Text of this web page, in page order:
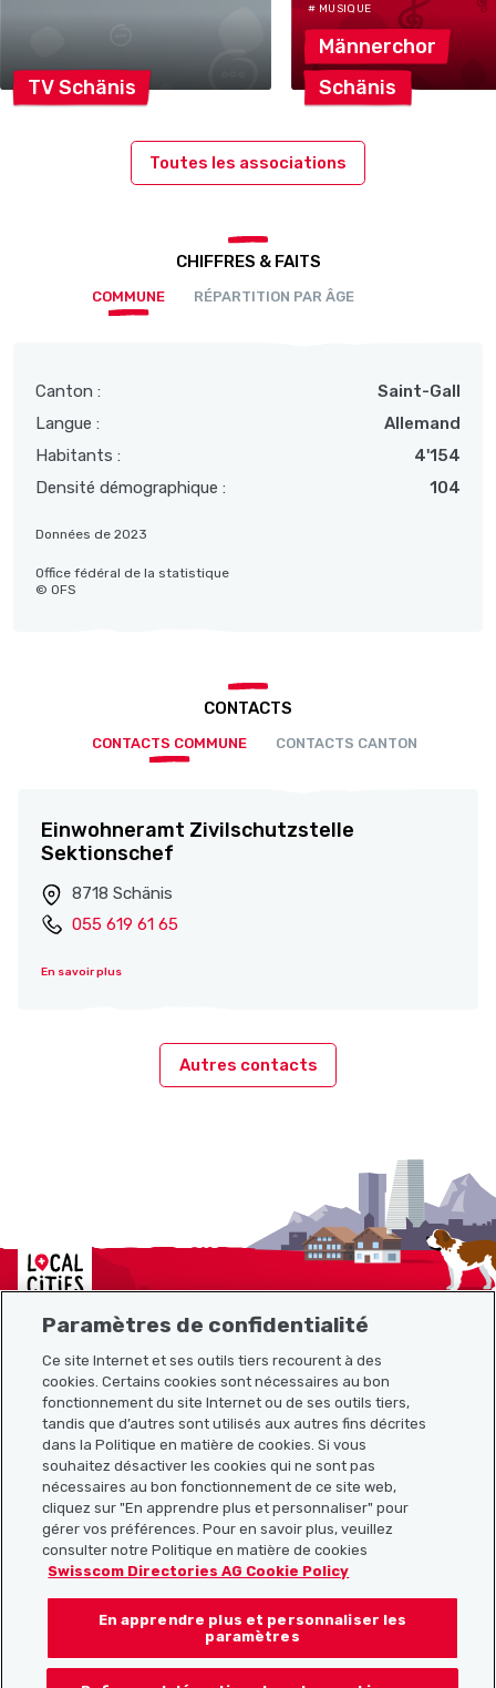
TVSchänis
# MUSIQUE
Männerchor
Schänis
Toutes les associations
CHIFFRES & FAITS
COMMUNE RÉPARTITION PAR ÂGE
Canton :
Saint-Gall
Langue :
Allemand
Habitants :
4'154
Densité démographique :
104
Données de 2023
Office fédéral de la statistique
© OFS
CONTACTS
CONTACTS COMMUNE CONTACTS CANTON
Einwohneramt Zivilschutzstelle
Sektionschef
8718 Schänis
055 619 61 65
En savoir plus
Autres contacts
Localcities
Plan du site
Liens utiles
Télécharger l’application Localcities
Suis-nous sur les réseaux sociaux :
Paramètres de confidentialité
Ce site Internet et ses outils tiers recourent à des
cookies. Certains cookies sont nécessaires au bon
fonctionnement du site Internet ou de ses outils tiers,
tandis que d’autres sont utilisés aux autres fins décrites
dans la Politique en matière de cookies. Si vous
souhaitez désactiver les cookies qui ne sont pas
nécessaires au bon fonctionnement de ce site web,
cliquez sur "En apprendre plus et personnaliser" pour
gérer vos préférences. Pour en savoir plus, veuillez
consulter notre Politique en matière de cookies
Swisscom Directories AG Cookie Policy
En apprendre plus et personnaliser les
paramètres